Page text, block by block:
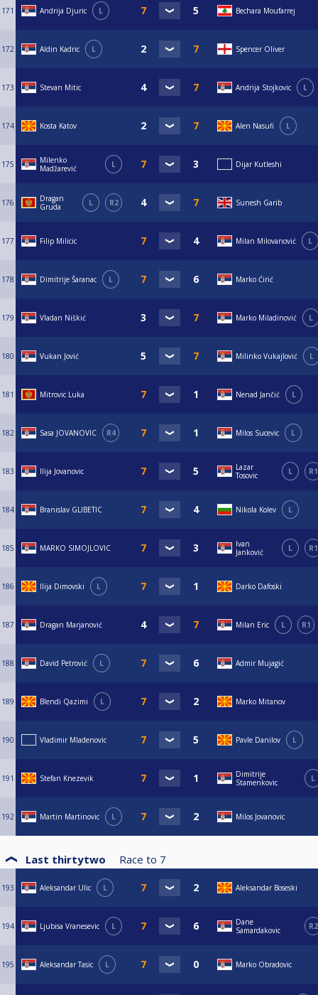
171 Andrija Djuric L Bechara Moufarrej
172 Aldin Kadric L Spencer Oliver
173 Stevan Mitic Andrija Stojkovic L
174 Kosta Katov Alen Nasufi L
175
Milenko
Madžarević
L Dijar Kutleshi
176
Dragan
Gruda
L R2 Sunesh Garib
177 Filip Milicic Milan Milovanović L
178 Dimitrije Šaranac L Marko Ćirić
179 Vladan Niškić Marko Miladinović L
180 Vukan Jović Milinko Vukajlović L
181 Mitrovic Luka Nenad Jančić L
182 Sasa JOVANOVIC R4 Milos Sucevic L
183 Ilija Jovanovic
Lazar
Tosovic
L R1
184 Branislav GLIBETIC Nikola Kolev L
185 MARKO SIMOJLOVIC
Ivan
Janković
L R1
186 Ilija Dimovski L Darko Dafoski
187 Dragan Marjanović Milan Eric L R1
188 David Petrović L Admir Mujagić
189 Blendi Qazimi L Marko Mitanov
190 Vladimir Mladenovic Pavle Danilov L
191 Stefan Knezevik
Dimitrije
Stamenkovic
L
192 Martin Martinovic L Milos Jovanovic
Last thirtytwo Race to 7
193 Aleksandar Ulic L Aleksandar Boseski
194 Ljubisa Vranesevic L
Dane
Samardakovic
R2
195 Aleksandar Tasic L Marko Obradovic